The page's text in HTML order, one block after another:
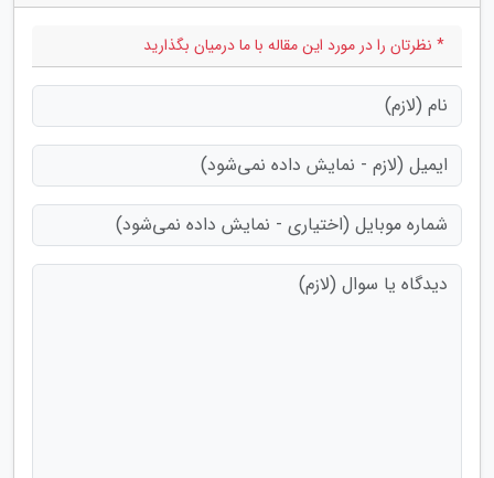
* نظرتان را در مورد این مقاله با ما درمیان بگذارید